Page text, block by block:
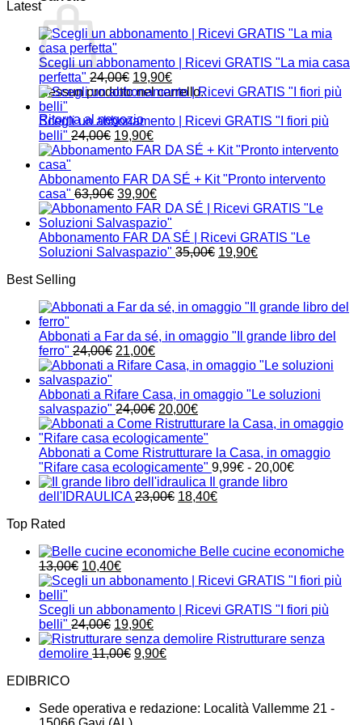
Nessun prodotto nel carrello.
Ritorna al negozio
Latest
Scegli un abbonamento | Ricevi GRATIS "La mia casa
perfetta" 24,00€ Il
prezzo
era:
24,00€.
19,90€Il
prezzo
è:
Scegli un abbonamento | Ricevi GRATIS "I fiori più
belli" 24,00€ Il
prezzo
era:
24,00€.
19,90€Il
prezzo
è:
19,90€.
Abbonamento FAR DA SÉ + Kit "Pronto intervento
casa" 63,90€ Il
prezzo
originale
era:
63,90€.
39,90€Il
prezzo
attuale
è:
39,90€.
Abbonamento FAR DA SÉ | Ricevi GRATIS "Le
Soluzioni Salvaspazio" 35,00€ Il
35,00€.
19,90€Il
19,90€.
Best Selling
Abbonati a Far da sé, in omaggio "Il grande libro del
ferro" 24,00€ Il
prezzo
era:
24,00€.
21,00€Il
prezzo
è:
21,00€.
Abbonati a Rifare Casa, in omaggio "Le soluzioni
salvaspazio" 24,00€ Il
prezzo
originale
era:
24,00€.
20,00€Il
prezzo
attuale
è:
20,00€.
Abbonati a Come Ristrutturare la Casa, in omaggio
"Rifare casa ecologicamente" 9,99€ - 20,00€Fascia
20,00€
Il grande libro
dell'IDRAULICA 23,00€ Il
23,00€.
18,40€Il
18,40€.
Top Rated
Belle cucine economiche
13,00€ Il
prezzo
era:
13,00€.
10,40€Il
prezzo
è:
10,40€.
Scegli un abbonamento | Ricevi GRATIS "I fiori più
belli" 24,00€ Il
prezzo
originale
19,90€Il
prezzo
attuale
Ristrutturare senza
demolire 11,00€ Il
11,00€.
9,90€Il
9,90€.
EDIBRICO
Sede operativa e redazione: Località Vallemme 21 -